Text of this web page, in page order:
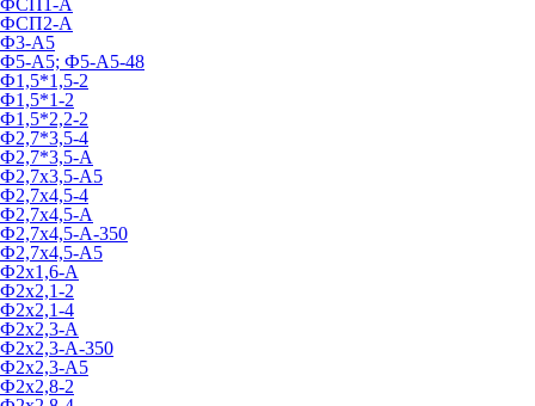
ФСП1-А
ФСП2-А
Ф3-А5
Ф5-А5; Ф5-А5-48
Ф1,5*1,5-2
Ф1,5*1-2
Ф1,5*2,2-2
Ф2,7*3,5-4
Ф2,7*3,5-А
Ф2,7х3,5-А5
Ф2,7х4,5-4
Ф2,7х4,5-А
Ф2,7х4,5-А-350
Ф2,7х4,5-А5
Ф2х1,6-А
Ф2х2,1-2
Ф2х2,1-4
Ф2х2,3-А
Ф2х2,3-А-350
Ф2х2,3-А5
Ф2х2,8-2